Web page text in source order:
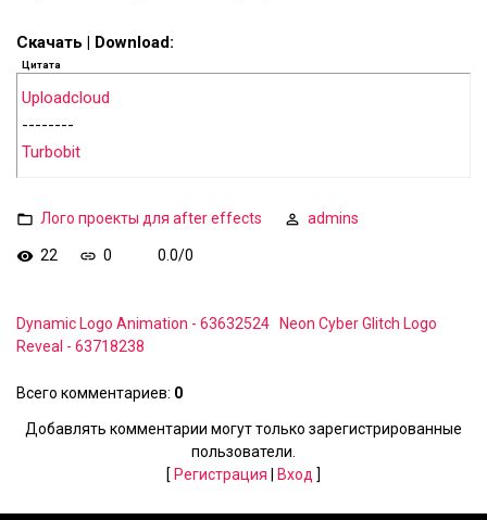
Скачать | Download:
Цитата
Uploadcloud
--------
Turbobit
Лого проекты для after effects admins
22 0 0.0/0
Dynamic Logo Animation - 63632524
Neon Cyber Glitch Logo
Reveal - 63718238
Всего комментариев: 0
Добавлять комментарии могут только зарегистрированные
пользователи.
[ Регистрация Вход ]